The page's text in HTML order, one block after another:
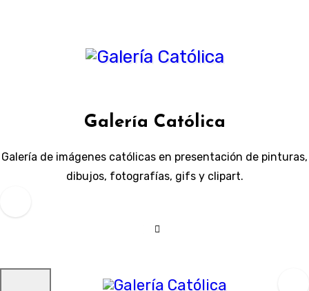
Galería Católica
Galería de imágenes católicas en presentación de pinturas,
dibujos, fotografías, gifs y clipart.